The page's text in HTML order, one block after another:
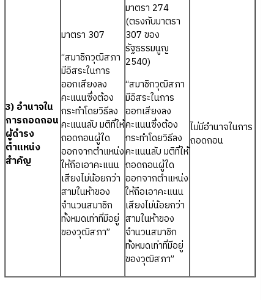
3) อำนาจใน
การถอดถอน
ผู้ดำรง
ตำแหน่ง
สำคัญ
มาตรา 307
“สมาชิกวุฒิสภา
มีอิสระในการ
ออกเสียงลง
คะแนนซึ่งต้อง
กระทำโดยวิธีลง
คะแนนลับ มติที่ให้
ถอดถอนผู้ใด
ออกจากตำแหน่ง
ให้ถือเอาคะแนน
เสียงไม่น้อยกว่า
สามในห้าของ
จำนวนสมาชิก
ทั้งหมดเท่าที่มีอยู่
ของวุฒิสภา”
มาตรา 274
(ตรงกับมาตรา
307 ของ
รัฐธรรมนูญ
2540)
“สมาชิกวุฒิสภา
มีอิสระในการ
ออกเสียงลง
คะแนนซึ่งต้อง
กระทำโดยวิธีลง
คะแนนลับ มติที่ให้
ถอดถอนผู้ใด
ออกจากตำแหน่ง
ให้ถือเอาคะแนน
เสียงไม่น้อยกว่า
สามในห้าของ
จำนวนสมาชิก
ทั้งหมดเท่าที่มีอยู่
ของวุฒิสภา”
ไม่มีอำนาจในการ
ถอดถอน